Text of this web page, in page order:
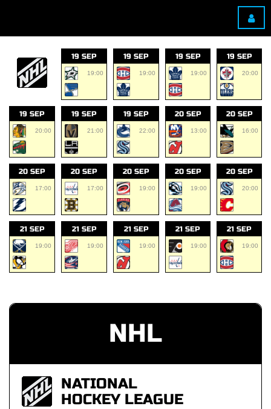
19 SEP
19:00
19 SEP
19:00
19 SEP
19:00
19 SEP
20:00
19 SEP
20:00
19 SEP
21:00
19 SEP
22:00
20 SEP
13:00
20 SEP
16:00
20 SEP
17:00
20 SEP
17:00
20 SEP
19:00
20 SEP
19:00
20 SEP
20:00
21 SEP
19:00
21 SEP
19:00
21 SEP
19:00
21 SEP
19:00
21 SEP
19:00
NHL
NATIONAL
HOCKEY LEAGUE